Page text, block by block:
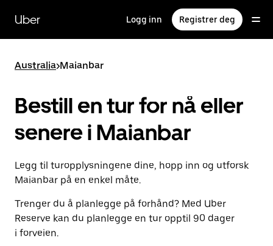
hovedinnholdet
Uber Logg inn Registrer deg
Australia>Maianbar
Bestill en tur for nå eller
senere i Maianbar
Legg til turopplysningene dine, hopp inn og utforsk
Maianbar på en enkel måte.
Trenger du å planlegge på forhånd? Med Uber
Reserve kan du planlegge en tur opptil 90 dager
i forveien.